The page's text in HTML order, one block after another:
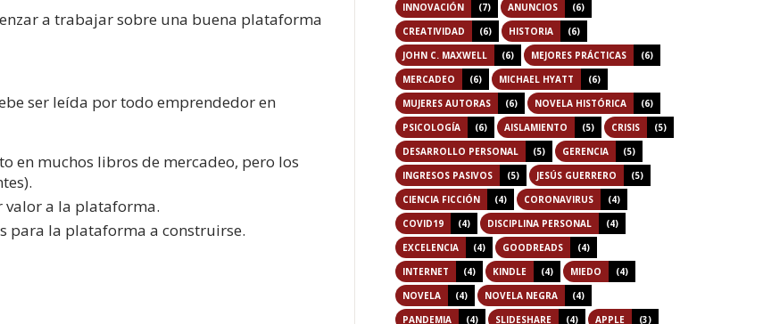
a trabajar sobre una buena plataforma
ser leída por todo emprendedor en
en muchos libros de mercadeo, pero los
valor a la plataforma.
para la plataforma a construirse.
INNOVACIÓN
(7) ANUNCIOS
(6)
CREATIVIDAD
(6) HISTORIA
(6)
JOHN C. MAXWELL
(6) MEJORES PRÁCTICAS
(6)
MERCADEO
(6) MICHAEL HYATT
(6)
MUJERES AUTORAS
(6) NOVELA HISTÓRICA
(6)
PSICOLOGÍA
(6) AISLAMIENTO (5) CRISIS
(5)
DESARROLLO PERSONAL
(5) GERENCIA
(5)
INGRESOS PASIVOS
(5) JESÚS GUERRERO
(5)
CIENCIA FICCIÓN
(4) CORONAVIRUS
(4)
COVID19
(4) DISCIPLINA PERSONAL
(4)
EXCELENCIA
(4) GOODREADS
(4)
INTERNET
(4) KINDLE (4) MIEDO
(4)
NOVELA
(4) NOVELA NEGRA
(4)
PANDEMIA
(4) SLIDESHARE (4) APPLE
(3)